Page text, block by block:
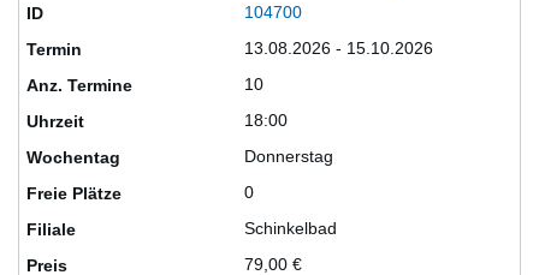
104700
13.08.2026 - 15.10.2026
10
18:00
Donnerstag
0
Schinkelbad
79,00 €